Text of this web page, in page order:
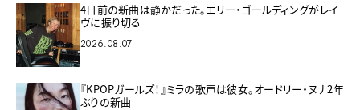
4日前の新曲は静かだった。エリー・ゴールディングがレイ
ヴに振り切る
2026.08.07
『KPOPガールズ！』ミラの歌声は彼女。オードリー・ヌナ2年
ぶりの新曲